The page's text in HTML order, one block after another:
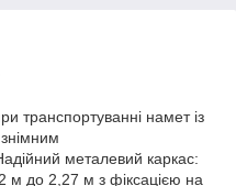
транспортуванні намет із
металевий каркас:
м до 2,27 м з фіксацією на